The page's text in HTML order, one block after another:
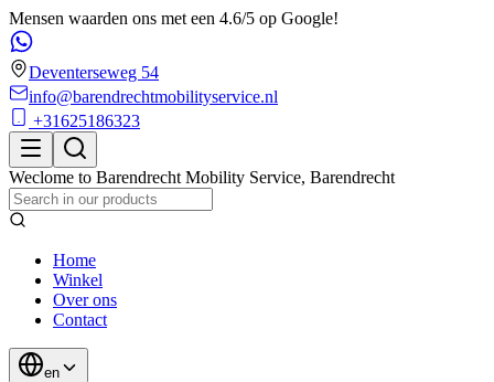
Mensen waarden ons met een 4.6/5 op Google!
Deventerseweg 54
info@barendrechtmobilityservice.nl
+31625186323
Weclome to Barendrecht Mobility Service, Barendrecht
Home
Winkel
Over ons
Contact
en